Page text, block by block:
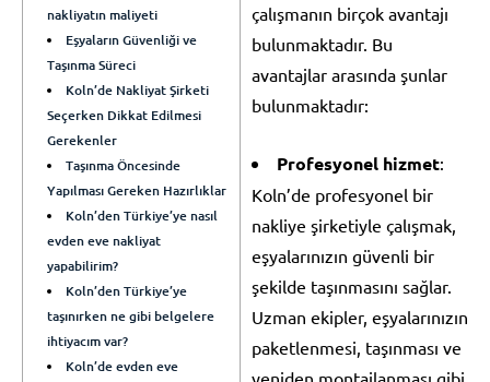
nakliyatın maliyeti
Eşyaların Güvenliği ve
Taşınma Süreci
Koln’de Nakliyat Şirketi
Seçerken Dikkat Edilmesi
Gerekenler
Taşınma Öncesinde
Yapılması Gereken Hazırlıklar
Koln’den Türkiye’ye nasıl
evden eve nakliyat
yapabilirim?
Koln’den Türkiye’ye
taşınırken ne gibi belgelere
ihtiyacım var?
Koln’de evden eve
çalışmanın birçok avantajı
bulunmaktadır. Bu
avantajlar arasında şunlar
bulunmaktadır:
Profesyonel hizmet:
Koln’de profesyonel bir
nakliye şirketiyle çalışmak,
eşyalarınızın güvenli bir
şekilde taşınmasını sağlar.
Uzman ekipler, eşyalarınızın
paketlenmesi, taşınması ve
yeniden montajlanması gibi